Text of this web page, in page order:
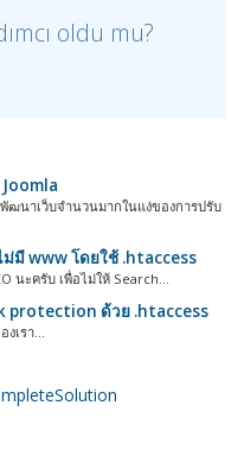
oldu mu?
นาเว็บจำนวนมากในแง่ของการปรับ
มี www โดยใช้ .htaccess
นะครับ เพื่อไม่ให้ Search...
protection ด้วย .htaccess
รา...